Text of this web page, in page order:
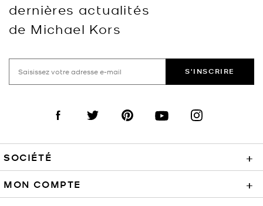
dernières actualités
de Michael Kors
S'INSCRIRE
Visit us on Facebook
Visit us on TwitterVisit us on PinterestVisit us on YouTube
Visit us on
SOCIÉTÉ +
MON COMPTE +